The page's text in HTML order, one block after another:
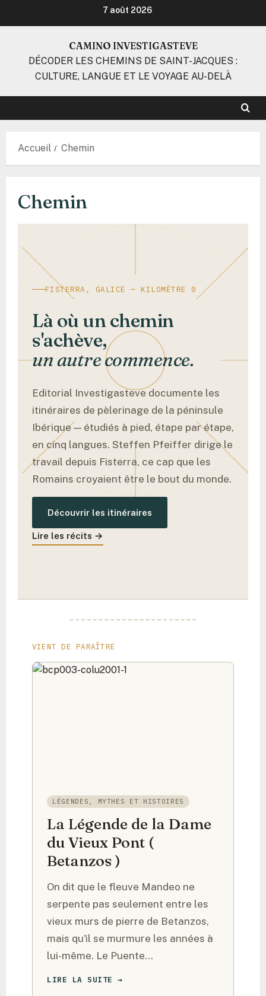
7 août 2026
CAMINO INVESTIGASTEVE
DÉCODER LES CHEMINS DE SAINT-JACQUES :
CULTURE, LANGUE ET LE VOYAGE AU-DELÀ
Accueil Chemin
Chemin
FISTERRA, GALICE — KILOMÈTRE 0
Là où un chemin
s'achève,
un autre commence.
Editorial Investigasteve documente les
itinéraires de pèlerinage de la péninsule
Ibérique — étudiés à pied, étape par étape,
en cinq langues. Steffen Pfeiffer dirige le
travail depuis Fisterra, ce cap que les
Romains croyaient être le bout du monde.
Découvrir les itinéraires
Lire les récits →
VIENT DE PARAÎTRE
LÉGENDES, MYTHES ET HISTOIRES
La Légende de la Dame
du Vieux Pont (
Betanzos )
On dit que le fleuve Mandeo ne
serpente pas seulement entre les
vieux murs de pierre de Betanzos,
mais qu'il se murmure les années à
lui-même. Le Puente…
LIRE LA SUITE →